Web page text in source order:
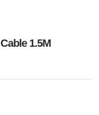
1.5M